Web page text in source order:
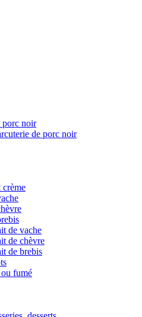
porc noir
de porc noir
crème
de vache
de chèvre
de brebis
fumé